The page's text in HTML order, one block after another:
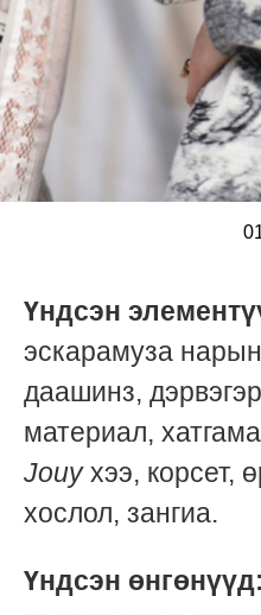
Үндсэн
эскарамуза
даашинз,
материал,
Jouyхээ, корсет,
хослол, зангиа.
Үндсэн өнгөнүүд: